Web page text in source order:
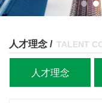
人才理念
人才理念 / TALENT